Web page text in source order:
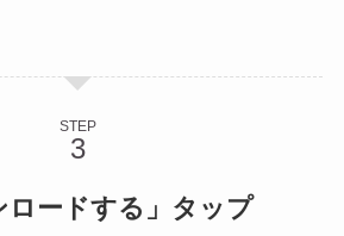
STEP
ロードする」タップ